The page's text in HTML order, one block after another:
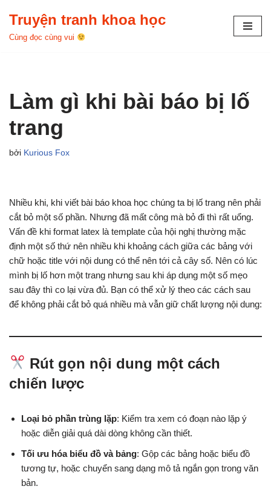
Chuyển
Truyện tranh khoa học
Cùng đọc cùng vui
Làm gì khi bài báo bị lố
trang
bởi Kurious Fox
Nhiều khi, khi viết bài báo khoa học chúng ta bị lố trang nên phải
cắt bỏ một số phần. Nhưng đã mất công mà bỏ đi thì rất uổng.
Vấn đề khi format latex là template của hội nghị thường mặc
định một số thứ nên nhiều khi khoảng cách giữa các bảng với
chữ hoặc title với nội dung có thể nên tới cả cây số. Nên có lúc
mình bị lố hơn một trang nhưng sau khi áp dụng một số mẹo
sau đây thì co lại vừa đủ. Bạn có thể xử lý theo các cách sau
để không phải cắt bỏ quá nhiều mà vẫn giữ chất lượng nội dung:
Rút gọn nội dung một cách
chiến lược
Loại bỏ phần trùng lặp: Kiểm tra xem có đoạn nào lặp ý
hoặc diễn giải quá dài dòng không cần thiết.
Tối ưu hóa biểu đồ và bảng: Gộp các bảng hoặc biểu đồ
tương tự, hoặc chuyển sang dạng mô tả ngắn gọn trong văn
bản.